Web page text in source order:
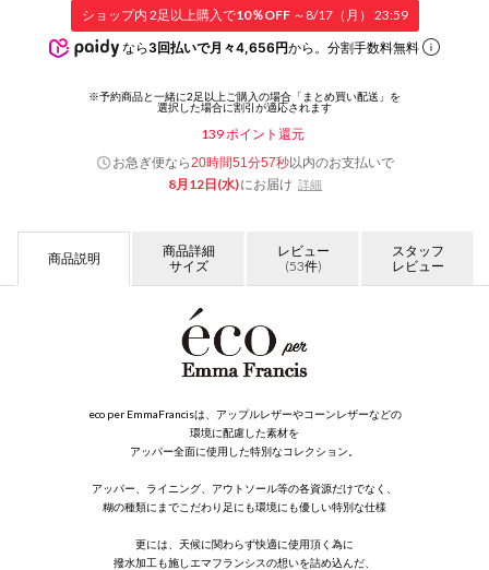
ショップ内 2足以上購入で10％OFF～8/17（月） 23:59
なら 3回払いで月々4,656円から。分割手数料無料
139 ポイント還元
お急ぎ便なら20時間51分56秒以内のお支払いで
8月12日(水)にお届け 詳細
商品説明
商品詳細
サイズ
レビュー
(53件)
スタッフ
レビュー
eco per EmmaFrancisは、アップルレザーやコーンレザーなどの
環境に配慮した素材を
アッパー全面に使用した特別なコレクション。
アッパー、ライニング、アウトソール等の各資源だけでなく、
糊の種類にまでこだわり足にも環境にも優しい特別な仕様
更には、天候に関わらず快適に使用頂く為に
撥水加工も施しエマフランシスの想いを詰め込んだ、